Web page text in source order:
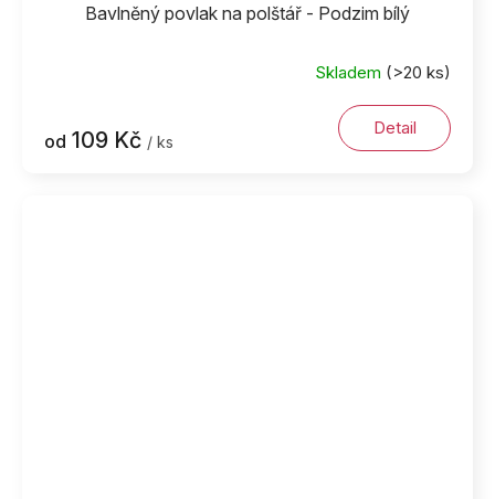
Bavlněný povlak na polštář - Podzim bílý
Skladem (>20 ks)
od 109 Kč / ks
Detail